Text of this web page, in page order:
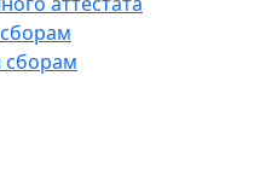
сборам